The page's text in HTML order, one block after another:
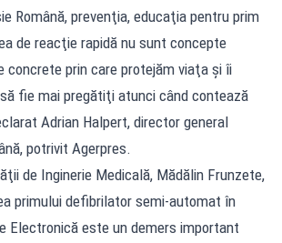
Română, prevenţia, educaţia pentru prim
de reacţie rapidă nu sunt concepte
concrete prin care protejăm viaţa şi îi
fie mai pregătiţi atunci când contează
Adrian Halpert, director general
potrivit Agerpres.
de Inginerie Medicală, Mădălin Frunzete,
primului defibrilator semi-automat în
Electronică este un demers important